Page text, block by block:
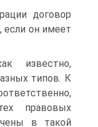
договор
если он имеет
известно,
типов. К
правовых
в такой